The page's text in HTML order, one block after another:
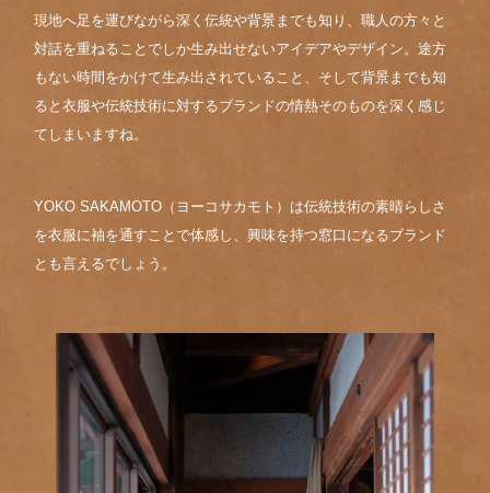
現地へ足を運びながら深く伝統や背景までも知り、職人の方々と
対話を重ねることでしか生み出せないアイデアやデザイン。途方
もない時間をかけて生み出されていること、そして背景までも知
ると衣服や伝統技術に対するブランドの情熱そのものを深く感じ
てしまいますね。
YOKO SAKAMOTO（ヨーコサカモト）は伝統技術の素晴らしさ
を衣服に袖を通すことで体感し、興味を持つ窓口になるブランド
とも言えるでしょう。